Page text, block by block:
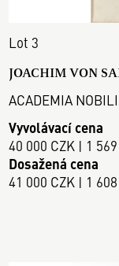
Lot 3
JOACHIM VON
ACADEMIA
Vyvolávací cena
40 000 CZK | 1
Dosažená cena
41 000 CZK | 1